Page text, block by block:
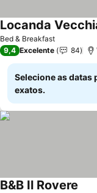
Bed & Breakfast
Locanda
9,4 Excelente 84
Selecione as datas
exatos.
B&B Il Rovere